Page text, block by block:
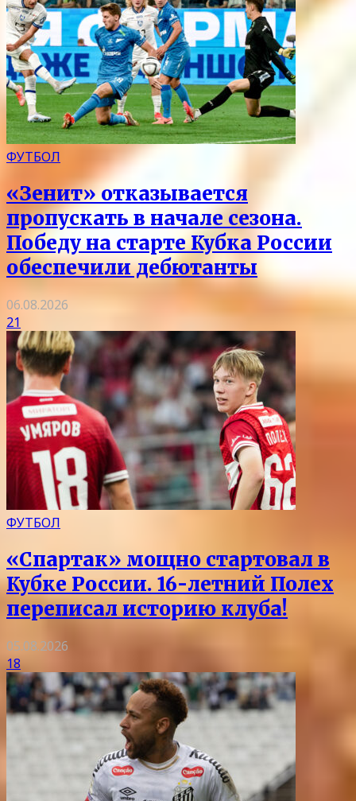
ФУТБОЛ
«Зенит» отказывается
пропускать в начале сезона.
Победу на старте Кубка России
обеспечили дебютанты
06.08.2026
21
ФУТБОЛ
«Спартак» мощно стартовал в
Кубке России. 16-летний Полех
переписал историю клуба!
05.08.2026
18